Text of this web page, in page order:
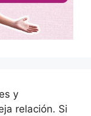
y
relación. Si